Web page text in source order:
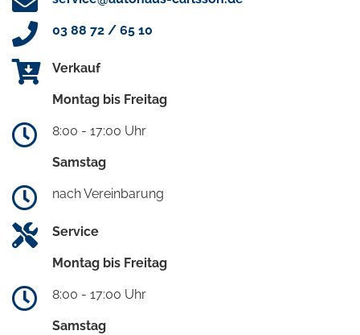
03 88 72 / 65 10
Verkauf
Montag bis Freitag
8:00 - 17:00 Uhr
Samstag
nach Vereinbarung
Service
Montag bis Freitag
8:00 - 17:00 Uhr
Samstag